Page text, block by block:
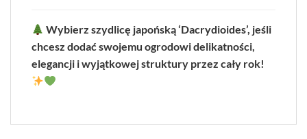
Wybierz szydlicę japońską ‘Dacrydioides’, jeśli
chcesz dodać swojemu ogrodowi delikatności,
elegancji i wyjątkowej struktury przez cały rok!